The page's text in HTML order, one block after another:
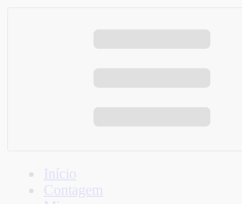
Início
Contagem